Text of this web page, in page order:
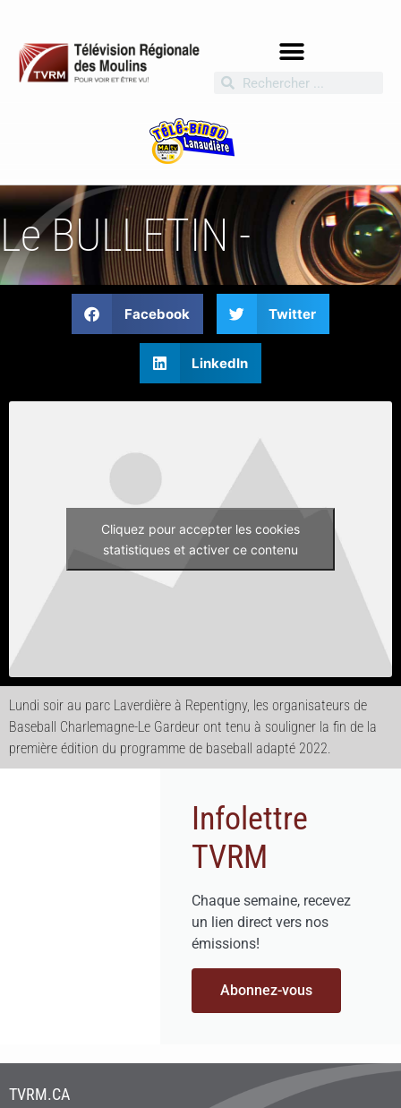
Le BULLETIN -
Facebook Twitter
LinkedIn
Cliquez pour accepter les cookies
statistiques et activer ce contenu
Lundi soir au parc Laverdière à Repentigny, les organisateurs de
Baseball Charlemagne-Le Gardeur ont tenu à souligner la fin de la
première édition du programme de baseball adapté 2022.
Infolettre
TVRM
Chaque semaine, recevez
un lien direct vers nos
émissions!
Abonnez-vous
TVRM.CA